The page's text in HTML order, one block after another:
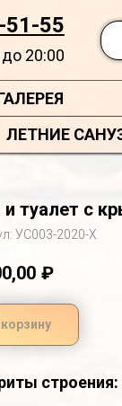
51-55
20:00
ЛЕТНИЕ
туалет с
УС003-2020-Х
₽
корзину
строения: